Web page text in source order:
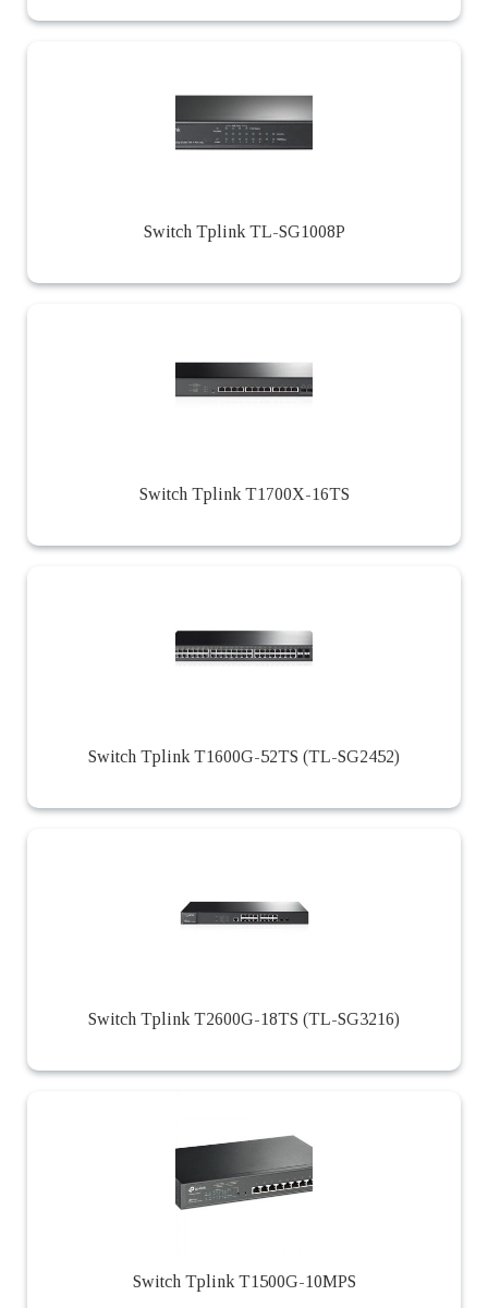
Switch Tplink TL-SG1008P
Switch Tplink T1700X-16TS
Switch Tplink T1600G-52TS (TL-SG2452)
Switch Tplink T2600G-18TS (TL-SG3216)
Switch Tplink T1500G-10MPS